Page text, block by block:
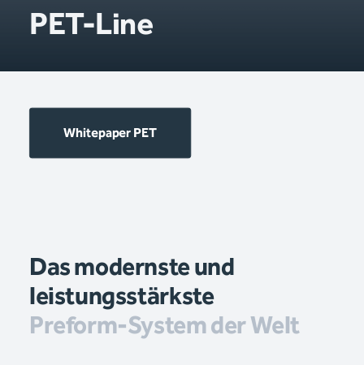
PET-Line
Whitepaper PET
Das modernste und
leistungsstärkste
Preform-System der Welt